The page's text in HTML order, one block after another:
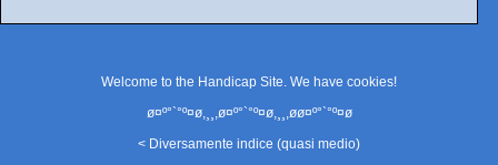
Welcome to the Handicap Site. We have cookies!
ø¤º°`°º¤ø,¸¸,ø¤º°`°º¤ø,¸¸,øø¤º°`°º¤ø
< Diversamente indice (quasi medio)